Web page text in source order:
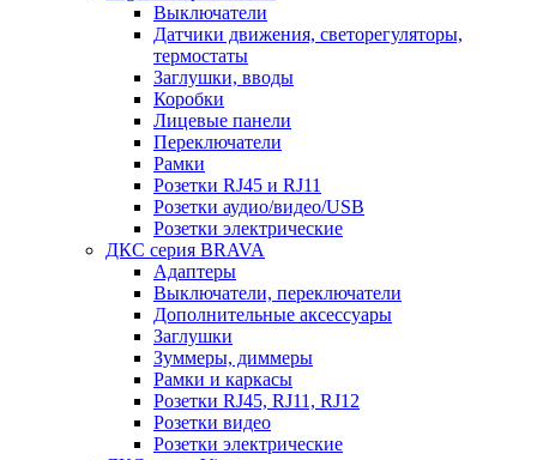
Выключатели
Датчики движения, светорегуляторы,
термостаты
Заглушки, вводы
Коробки
Лицевые панели
Переключатели
Рамки
Розетки RJ45 и RJ11
Розетки аудио/видео/USB
Розетки электрические
ДКС серия BRAVA
Адаптеры
Выключатели, переключатели
Дополнительные аксессуары
Заглушки
Зуммеры, диммеры
Рамки и каркасы
Розетки RJ45, RJ11, RJ12
Розетки видео
Розетки электрические